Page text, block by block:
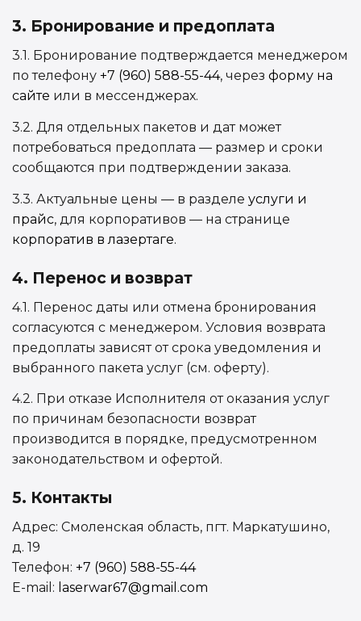
3. Бронирование и предоплата
3.1. Бронирование подтверждается менеджером
по телефону +7 (960) 588-55-44, через форму на
сайте или в мессенджерах.
3.2. Для отдельных пакетов и дат может
потребоваться предоплата — размер и сроки
сообщаются при подтверждении заказа.
3.3. Актуальные цены — в разделе услуги и
прайс, для корпоративов — на странице
корпоратив в лазертаге.
4. Перенос и возврат
4.1. Перенос даты или отмена бронирования
согласуются с менеджером. Условия возврата
предоплаты зависят от срока уведомления и
выбранного пакета услуг (см. оферту).
4.2. При отказе Исполнителя от оказания услуг
по причинам безопасности возврат
производится в порядке, предусмотренном
законодательством и офертой.
5. Контакты
Адрес: Смоленская область, пгт. Маркатушино,
д. 19
Телефон: +7 (960) 588-55-44
E-mail: laserwar67@gmail.com